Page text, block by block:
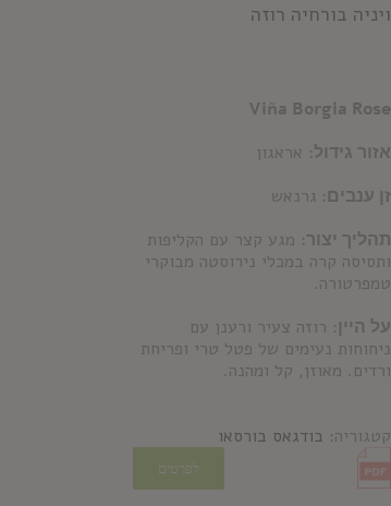
ויניה בורחיה רוזה
Viña Borgia Rose
אזור גידול: אראגון
זן ענבים: גרנאש
תהליך יצור: מגע קצר עם הקליפות
ותסיסה קרה במכלי נירוסטה מבוקרי
טמפרטורה.
על היין: רוזה צעיר ורענן עם
ניחוחות נעימים של פטל טרי ופריחת
ורדים. מאוזן, קל ומהנה.
קטגוריה: בודגאס בורסאו
לפרטים